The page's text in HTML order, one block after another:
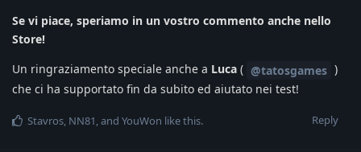
Se vi piace, speriamo in un vostro commento anche nello
Store!
Un ringraziamento speciale anche a Luca ( @tatosgames )
che ci ha supportato fin da subito ed aiutato nei test!
Reply
Stavros, NN81, and YouWon like this.